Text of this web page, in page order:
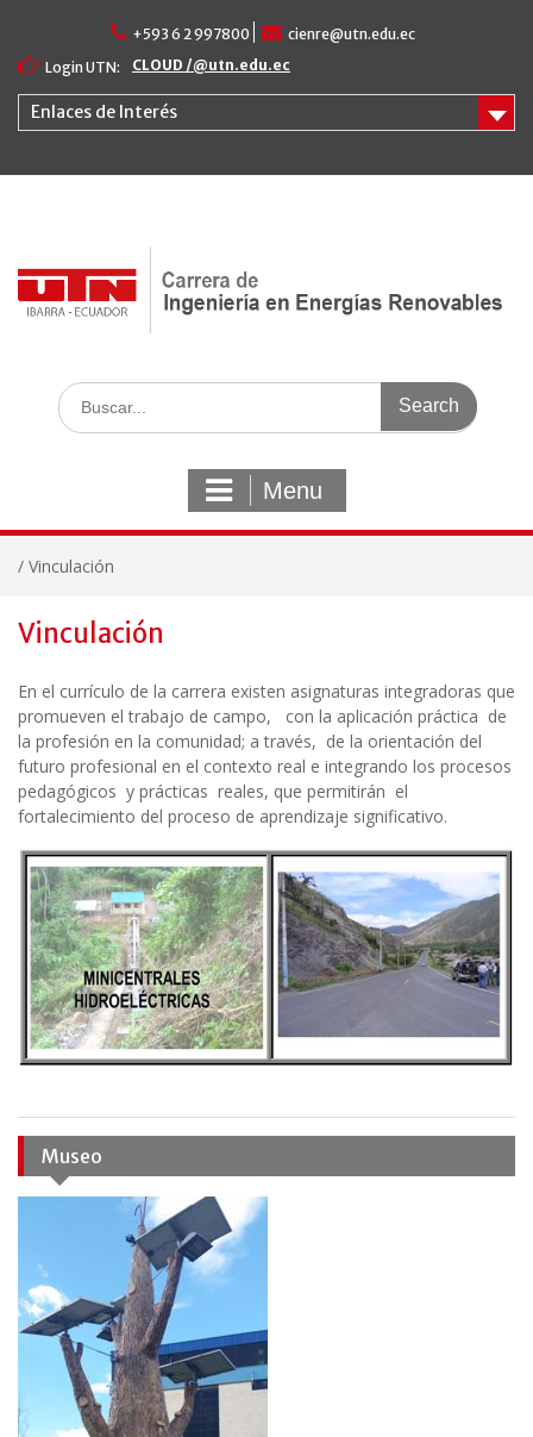
content
+593 6 2 997800
cienre@utn.edu.ec
Login UTN:
CLOUD /@utn.edu.ec
Enlaces de Interés
Search
for:
Menu
/ Vinculación
Vinculación
En el currículo de la carrera existen asignaturas integradoras que
promueven el trabajo de campo, con la aplicación práctica de
la profesión en la comunidad; a través, de la orientación del
futuro profesional en el contexto real e integrando los procesos
pedagógicos y prácticas reales, que permitirán el
fortalecimiento del proceso de aprendizaje significativo.
Museo